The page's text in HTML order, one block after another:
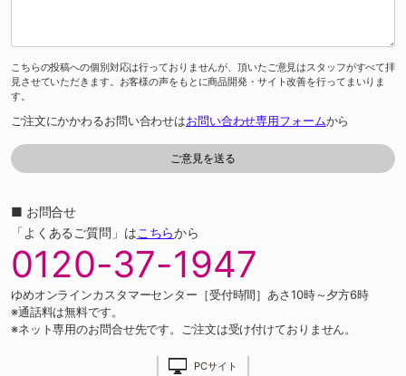
こちらの投稿への個別対応は行っておりませんが、頂いたご意見はスタッフがすべて拝
見させていただきます。お客様の声をもとに商品開発・サイト改善を行ってまいりま
す。
ご注文にかかわるお問い合わせはお問い合わせ専用フォームから
■ お問合せ
「よくあるご質問」はこちらから
0120-37-1947
ゆめオンラインカスタマーセンター［受付時間］あさ10時～夕方6時
※通話料は無料です。
※ネット専用のお問合せ先です。ご注文は受け付けておりません。
PCサイト